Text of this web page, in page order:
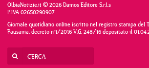
OlbiaNotizie.it © 2026 Damos Editore S.r.l.s
P.IVA 02650290907
Giornale quotidiano online iscritto nel registro stampa del
Pausania, decreto n°1/2016 V.G. 248/16 depositato il